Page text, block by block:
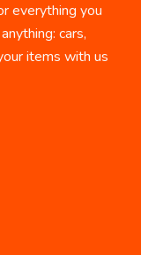
everything you
cars,
items with us